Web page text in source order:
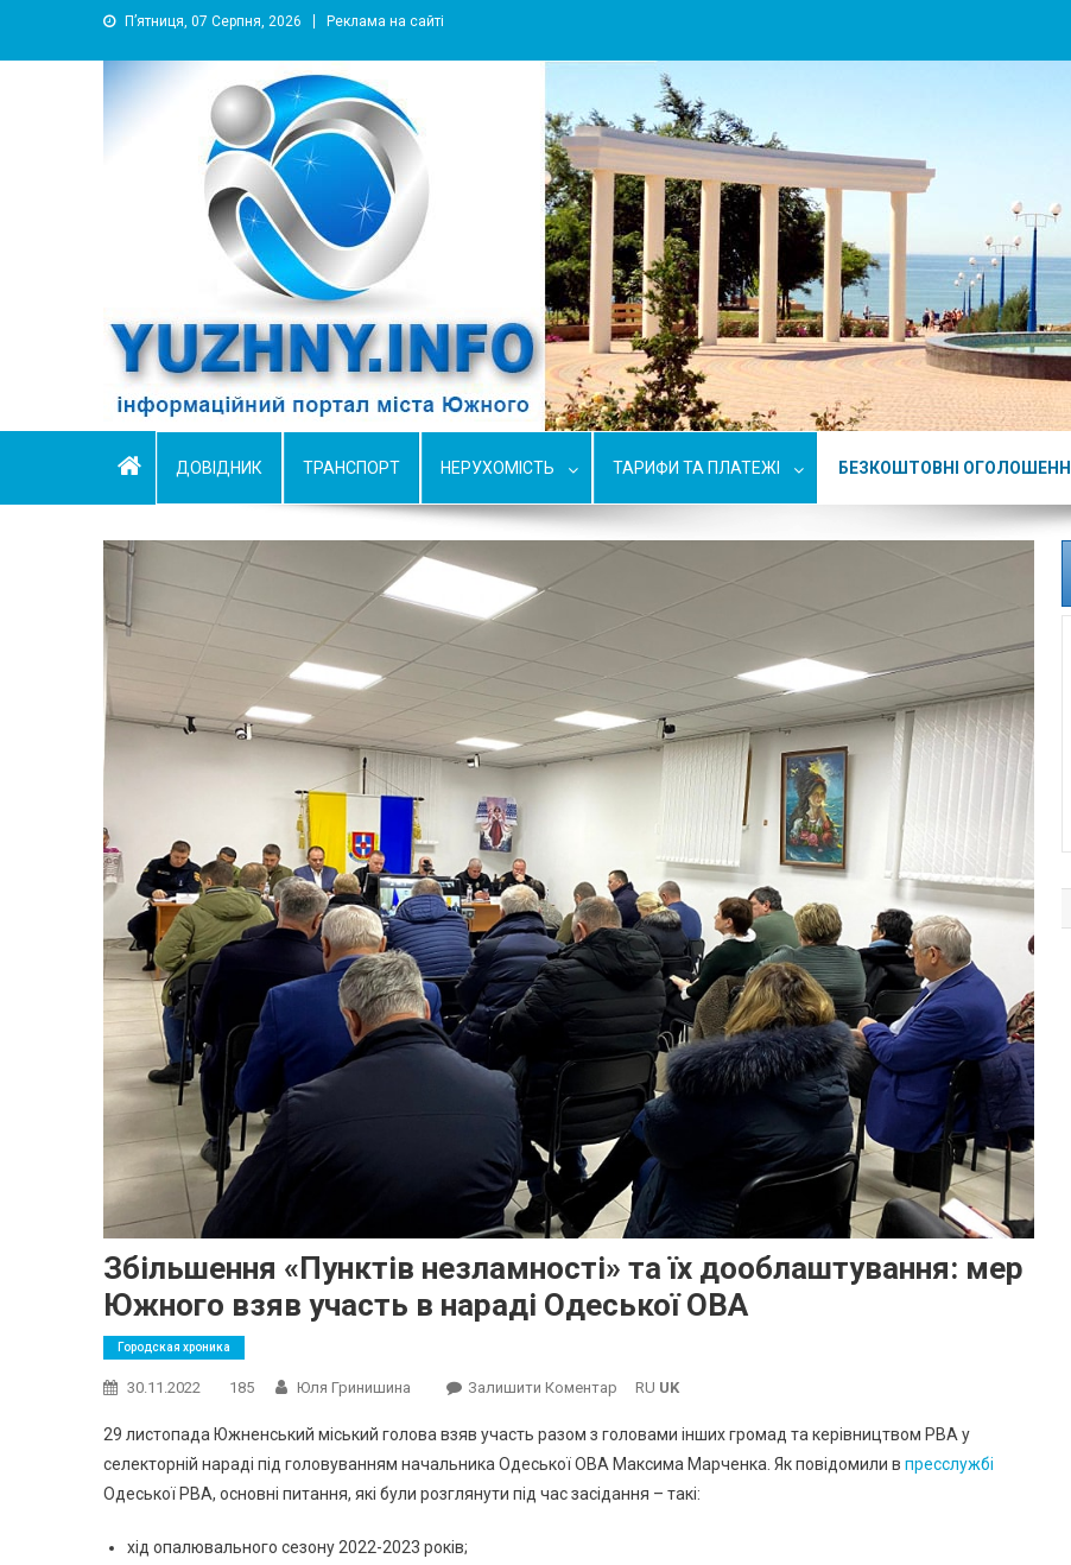
П’ятниця, 07 Серпня, 2026 Реклама на сайті
YUZHNY.INFO
информационный портал города Южный
ДОВІДНИК ТРАНСПОРТ НЕРУХОМІСТЬ ТАРИФИ ТА ПЛАТЕЖІ БЕЗКОШТОВНІ
Збільшення «Пунктів незламності» та їх дооблаштування: мер
Южного взяв участь в нараді Одеської ОВА
Городская хроника
30.11.2022 185 Юля Гринишина Залишити Коментар
«Пунктів
Незламності»
Та
RU UK
29 листопада Южненський міський голова взяв участь разом з головами інших громад та керівництвом РВА у
селекторній нараді під головуванням начальника Одеської ОВА Максима Марченка. Як повідомили в пресслужбі
Одеської РВА, основні питання, які були розглянути під час засідання – такі:
хід опалювального сезону 2022-2023 років;